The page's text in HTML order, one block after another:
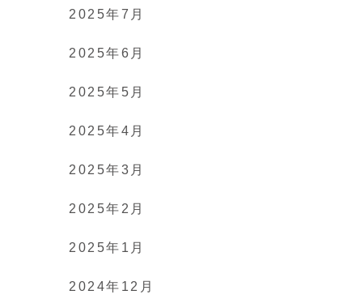
2025年7月
2025年6月
2025年5月
2025年4月
2025年3月
2025年2月
2025年1月
2024年12月